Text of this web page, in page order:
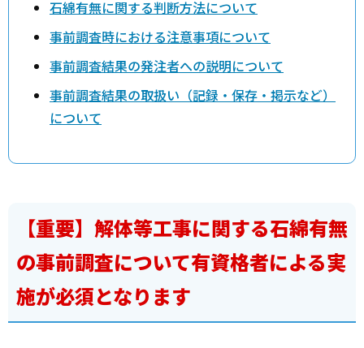
石綿有無に関する判断方法について
事前調査時における注意事項について
事前調査結果の発注者への説明について
事前調査結果の取扱い（記録・保存・掲示など）
について
【重要】解体等工事に関する石綿有無
の事前調査について有資格者による実
施が必須となります